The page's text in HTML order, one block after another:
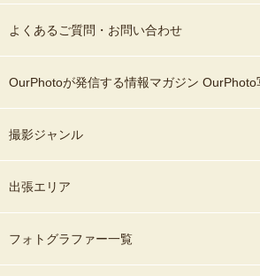
よくあるご質問・お問い合わせ
OurPhotoが発信する情報マガジン OurPhoto
撮影ジャンル
出張エリア
フォトグラファー一覧